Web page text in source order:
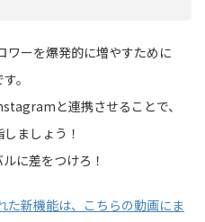
ワーを爆発的に増やすために
。
と連携させることで、
ましょう！
に差をつけろ！
た新機能は、こちらの動画にま